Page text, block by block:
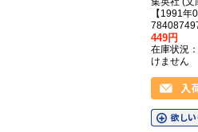
【1991
449円
在庫状況
けません